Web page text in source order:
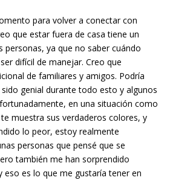
para volver a conectar con
que estar fuera de casa tiene un
personas, ya que no saber cuándo
difícil de manejar. Creo que
de familiares y amigos. Podría
genial durante todo esto y algunos
en una situación como
muestra sus verdaderos colores, y
lo peor, estoy realmente
personas que pensé que se
también me han sorprendido
es lo que me gustaría tener en